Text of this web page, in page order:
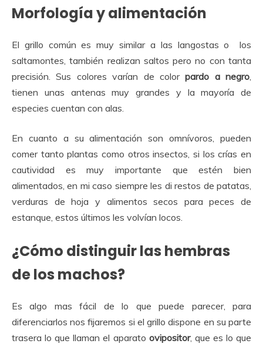
Morfología y alimentación
El grillo común es muy similar a las langostas o los
saltamontes, también realizan saltos pero no con tanta
precisión. Sus colores varían de colorpardo a negro,
tienen unas antenas muy grandes y la mayoría de
especies cuentan con alas.
En cuanto a su alimentación son omnívoros, pueden
comer tanto plantas como otros insectos, si los crías en
cautividad es muy importante que estén bien
alimentados, en mi caso siempre les di restos de patatas,
verduras de hoja y alimentos secos para peces de
estanque, estos últimos les volvían locos.
¿Cómo distinguir las hembras
de los machos?
Es algo mas fácil de lo que puede parecer, para
diferenciarlos nos fijaremos si el grillo dispone en su parte
trasera lo que llaman el aparato ovipositor, que es lo que